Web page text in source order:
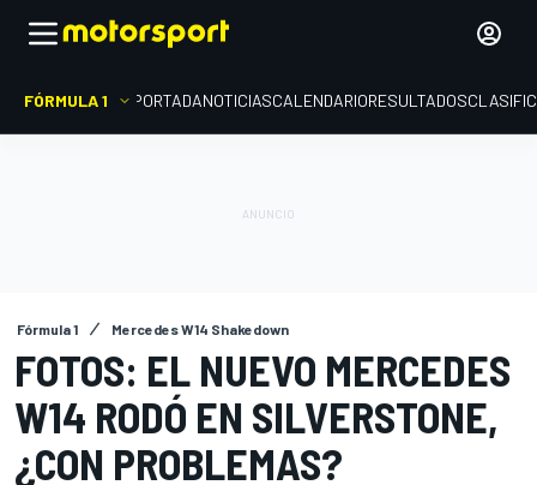
FÓRMULA 1 PORTADANOTICIASCALENDARIORESULTADOS
Fórmula 1 Mercedes W14 Shakedown
FOTOS: EL NUEVO MERCEDES
W14 RODÓ EN SILVERSTONE,
¿CON PROBLEMAS?